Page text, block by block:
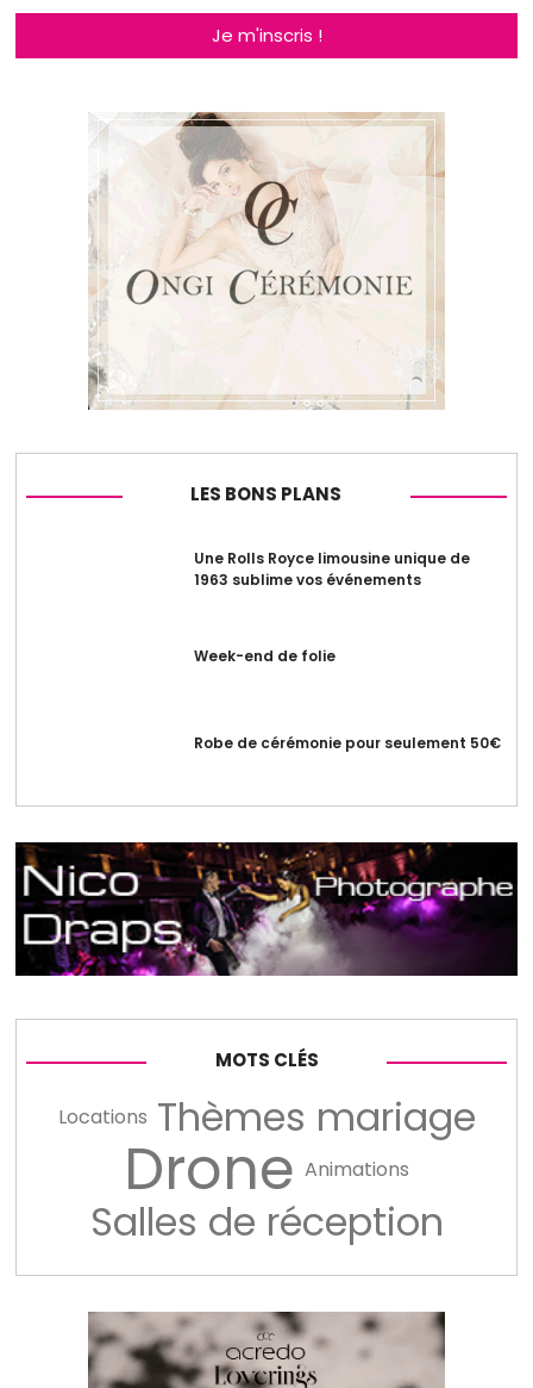
Je m'inscris !
LES BONS PLANS
Une Rolls Royce limousine unique de
1963 sublime vos événements
Week-end de folie
Robe de cérémonie pour seulement 50€
MOTS CLÉS
Locations Thèmes mariage
Drone Animations
Salles de réception